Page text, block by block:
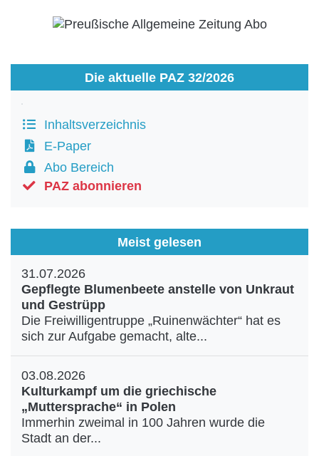
Die aktuelle PAZ 32/2026
Inhaltsverzeichnis
E-Paper
Abo Bereich
PAZ abonnieren
Meist gelesen
31.07.2026
Gepflegte Blumenbeete anstelle von Unkraut
und Gestrüpp
Die Freiwilligentruppe „Ruinenwächter“ hat es
sich zur Aufgabe gemacht, alte...
03.08.2026
Kulturkampf um die griechische
„Muttersprache“ in Polen
Immerhin zweimal in 100 Jahren wurde die
Stadt an der...